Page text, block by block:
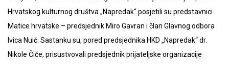
Hrvatskog kulturnog društva „Napredak“ posjetili su predstavnici
Matice hrvatske – predsjednik Miro Gavran i član Glavnog odbora
Ivica Nuić. Sastanku su, pored predsjednika HKD „Napredak“ dr.
Nikole Čiče, prisustvovali predsjednik prijateljske organizacije